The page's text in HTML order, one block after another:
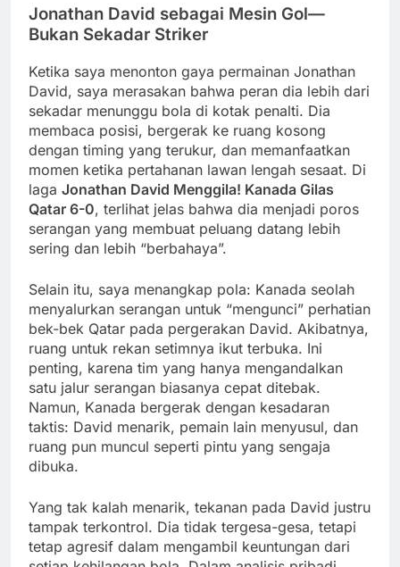
Jonathan David sebagai Mesin Gol—
Bukan Sekadar Striker
Ketika saya menonton gaya permainan Jonathan
David, saya merasakan bahwa peran dia lebih dari
sekadar menunggu bola di kotak penalti. Dia
membaca posisi, bergerak ke ruang kosong
dengan timing yang terukur, dan memanfaatkan
momen ketika pertahanan lawan lengah sesaat. Di
laga Jonathan David Menggila! Kanada Gilas
Qatar 6-0, terlihat jelas bahwa dia menjadi poros
serangan yang membuat peluang datang lebih
sering dan lebih “berbahaya”.
Selain itu, saya menangkap pola: Kanada seolah
menyalurkan serangan untuk “mengunci” perhatian
bek-bek Qatar pada pergerakan David. Akibatnya,
ruang untuk rekan setimnya ikut terbuka. Ini
penting, karena tim yang hanya mengandalkan
satu jalur serangan biasanya cepat ditebak.
Namun, Kanada bergerak dengan kesadaran
taktis: David menarik, pemain lain menyusul, dan
ruang pun muncul seperti pintu yang sengaja
dibuka.
Yang tak kalah menarik, tekanan pada David justru
tampak terkontrol. Dia tidak tergesa-gesa, tetapi
tetap agresif dalam mengambil keuntungan dari